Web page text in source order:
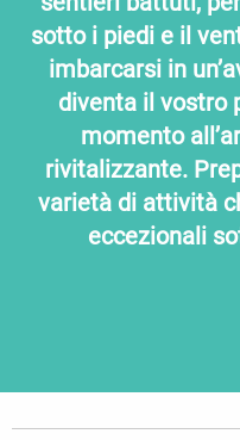
sotto i piedi e il
imbarcarsi in
diventa il vostro
momento
rivitalizzante.
varietà di attività
eccezionali